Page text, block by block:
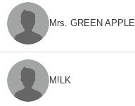
Mrs. GREEN APPLE
M!LK